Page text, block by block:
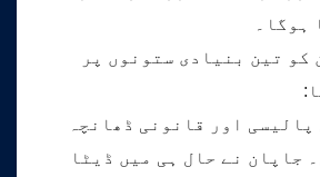
ہوگا۔
کو تین بنیادی ستونوں پر
اور قانونی ڈھانچہ
جاپان نے حال ہی میں ڈیٹا